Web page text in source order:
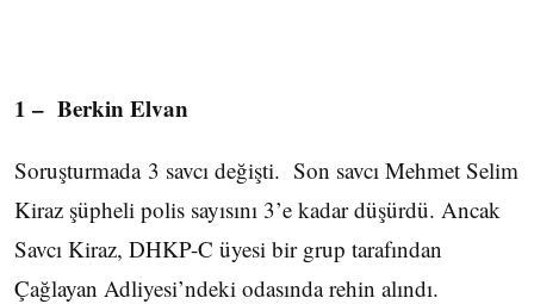
1 – Berkin Elvan
Soruşturmada 3 savcı değişti. Son savcı Mehmet Selim
Kiraz şüpheli polis sayısını 3’e kadar düşürdü. Ancak
Savcı Kiraz, DHKP-C üyesi bir grup tarafından
Çağlayan Adliyesi’ndeki odasında rehin alındı.